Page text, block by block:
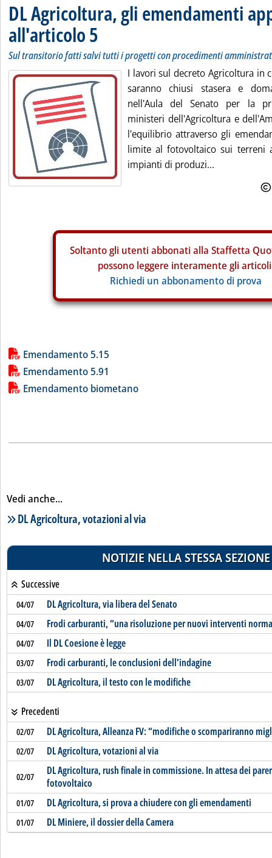
DL Agricoltura, gli emendamenti
all'articolo 5
Sul transitorio fatti salvi tutti i progetti con procedimenti
I lavori sul decreto Agricoltura in
saranno chiusi stasera e
nell'Aula del Senato per la
ministeri dell'Agricoltura e
l'equilibrio attraverso gli
limite al fotovoltaico sui terreni
impianti di produzi...
Soltanto gli utenti abbonati alla Staffetta
possono leggere interamente gli
Richiedi un abbonamento di prova
Lista allegati PDF alla notizia
Emendamento 5.15
Emendamento 5.91
Emendamento biometano
Vedi anche...
Lista notizie correlate
DL Agricoltura, votazioni al via
NOTIZIE NELLA STESSA SEZIONE
Successive
04/07 DL Agricoltura, via libera del Senato
04/07 Frodi carburanti, “una risoluzione per nuovi interventi
04/07 Il DL Coesione è legge
03/07 Frodi carburanti, le conclusioni dell'indagine
03/07 DL Agricoltura, il testo con le modifiche
Precedenti
02/07 DL Agricoltura, Alleanza FV: “modifiche o scompariranno
02/07 DL Agricoltura, votazioni al via
02/07
DL Agricoltura, rush finale in commissione. In attesa dei
fotovoltaico
01/07 DL Agricoltura, si prova a chiudere con gli emendamenti
01/07 DL Miniere, il dossier della Camera